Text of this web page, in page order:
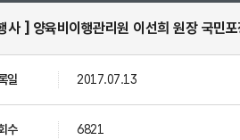
사 ] 양육비이행관리원 이선희 원장 국민
일 2017.07.13
수 6821